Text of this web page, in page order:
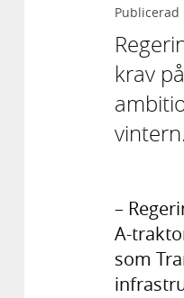
Publicerad
krav
vintern.
–
A-
som